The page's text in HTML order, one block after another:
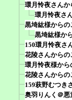
環月怜夜さんか
環月怜夜さ
黒埼紘様からの
黒埼紘様か
150環月怜夜さ
花陵さんからの
環月怜夜様から
花陵さんからの
159萩野むつき
奥羽りんく＠悪